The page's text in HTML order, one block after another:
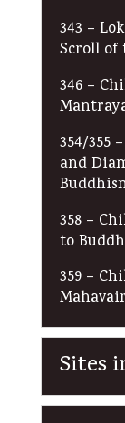
343 –
Scroll of
346 –
354/355
and
358 –
to
359 –
Sites